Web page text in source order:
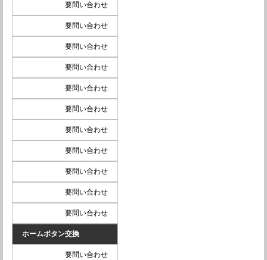
要問い合わせ
要問い合わせ
要問い合わせ
要問い合わせ
要問い合わせ
要問い合わせ
要問い合わせ
要問い合わせ
要問い合わせ
要問い合わせ
要問い合わせ
ホームボタン交換
要問い合わせ